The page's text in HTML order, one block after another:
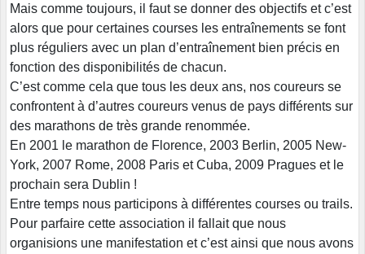
Mais comme toujours, il faut se donner des objectifs et c’est
alors que pour certaines courses les entraînements se font
plus réguliers avec un plan d’entraînement bien précis en
fonction des disponibilités de chacun.
C’est comme cela que tous les deux ans, nos coureurs se
confrontent à d’autres coureurs venus de pays différents sur
des marathons de très grande renommée.
En 2001 le marathon de Florence, 2003 Berlin, 2005 New-
York, 2007 Rome, 2008 Paris et Cuba, 2009 Pragues et le
prochain sera Dublin !
Entre temps nous participons à différentes courses ou trails.
Pour parfaire cette association il fallait que nous
organisions une manifestation et c’est ainsi que nous avons